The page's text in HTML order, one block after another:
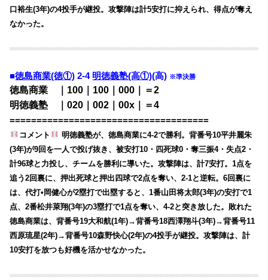
口裕生(3年)の4投手が継投。攻撃陣は計5安打に抑えられ、得点が奪え
なかった。
■徳島商業(徳①) 2-4 明徳義塾(高①)(高) ※準決勝
徳島商業 ｜100｜100｜000｜＝2
明徳義塾 ｜020｜002｜00x｜＝4
=====================================
コメント
明徳義塾が、徳島商業に4-2で勝利。背番号10平井麗朱
(3年)が9回を一人で投げ抜き、被安打10・四死球0・奪三振4・失点2・
計96球と力投し、チームを勝利に導いた。攻撃陣は、計7安打。1点を
追う2回裏に、押出死球と押出四球で2点を奪い、2-1と逆転。6回裏に
は、代打•岡健心が2塁打で出塁すると、1番山田将太郎(3年)の安打で1
点、2番松井萊翔(3年)の3塁打で1点を奪い、4-2と突き放した。敗れた
徳島商業は、背番号19大和航(1年)→背番号18西澤翔斗(3年)→背番号11
西原琉星(2年)→背番号10森野快心(2年)の4投手が継投。攻撃陣は、計
10安打を放つも好機を活かせなかった。